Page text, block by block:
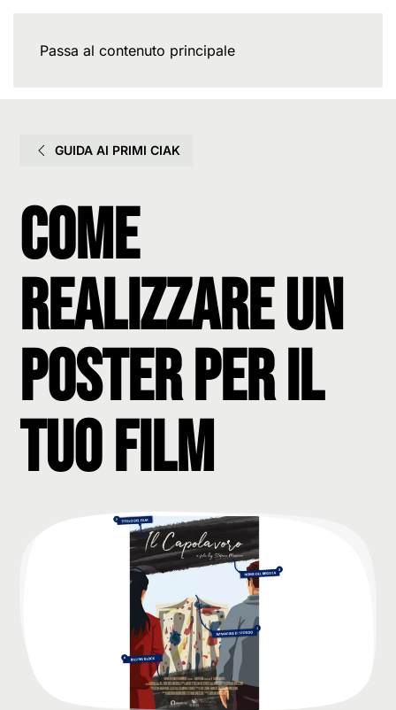
Passa al contenuto principale
GUIDA AI PRIMI CIAK
Come
realizzare un
poster per il
tuo film